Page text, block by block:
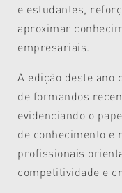
e estudantes,
aproximar
empresariais.
A edição deste ano
de formandos
evidenciando o
de conhecimento e
profissionais
competitividade e